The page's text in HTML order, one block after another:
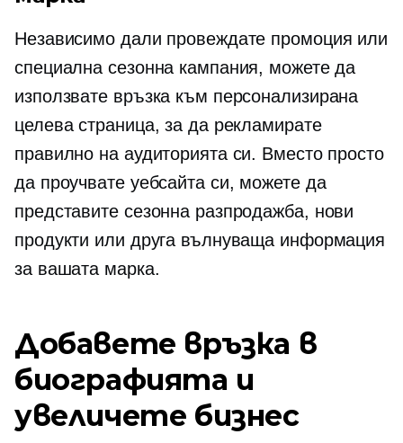
Независимо дали провеждате промоция или
специална сезонна кампания, можете да
използвате връзка към персонализирана
целева страница, за да рекламирате
правилно на аудиторията си. Вместо просто
да проучвате уебсайта си, можете да
представите сезонна разпродажба, нови
продукти или друга вълнуваща информация
за вашата марка.
Добавете връзка в
биографията и
увеличете бизнес